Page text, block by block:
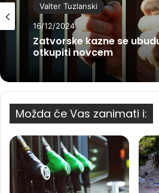
Valter Tuzlanski
16/12/2024
Zatvorske kazne se
otkupiti novcem
Možda će Vas zanimati i: